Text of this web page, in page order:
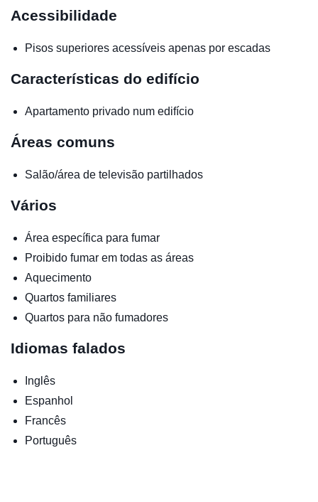
Acessibilidade
Pisos superiores acessíveis apenas por escadas
Características do edifício
Apartamento privado num edifício
Áreas comuns
Salão/área de televisão partilhados
Vários
Área específica para fumar
Proibido fumar em todas as áreas
Aquecimento
Quartos familiares
Quartos para não fumadores
Idiomas falados
Inglês
Espanhol
Francês
Português